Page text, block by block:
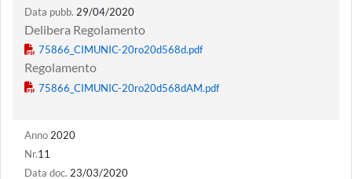
Data pubb. 29/04/2020
Delibera Regolamento
Regolamento
Anno 2020
Nr.11
Data doc. 23/03/2020